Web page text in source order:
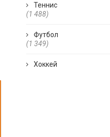
Теннис
(1 488)
Футбол
(1 349)
Хоккей